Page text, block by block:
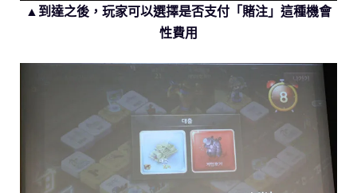
▲到達之後，玩家可以選擇是否支付「賭注」這種機會
性費用